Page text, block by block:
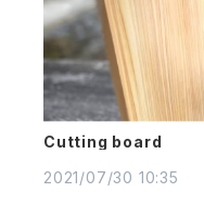
Cutting board
2021/07/30 10:35